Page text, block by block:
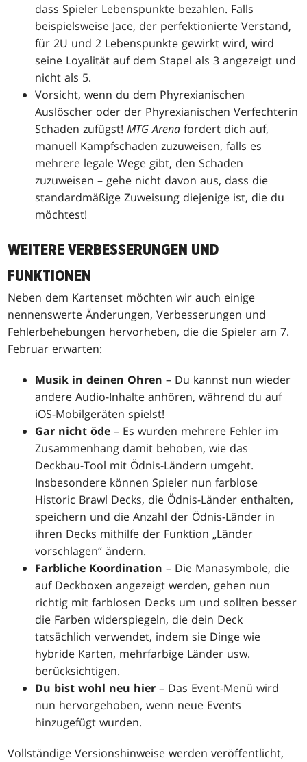
dass Spieler Lebenspunkte bezahlen. Falls
beispielsweise Jace, der perfektionierte Verstand,
für 2U und 2 Lebenspunkte gewirkt wird, wird
seine Loyalität auf dem Stapel als 3 angezeigt und
nicht als 5.
Vorsicht, wenn du dem Phyrexianischen
Auslöscher oder der Phyrexianischen Verfechterin
Schaden zufügst!MTG Arena fordert dich auf,
manuell Kampfschaden zuzuweisen, falls es
mehrere legale Wege gibt, den Schaden
zuzuweisen – gehe nicht davon aus, dass die
standardmäßige Zuweisung diejenige ist, die du
möchtest!
WEITERE VERBESSERUNGEN UND
FUNKTIONEN
Neben dem Kartenset möchten wir auch einige
nennenswerte Änderungen, Verbesserungen und
Fehlerbehebungen hervorheben, die die Spieler am 7.
Februar erwarten:
Musik in deinen Ohren – Du kannst nun wieder
andere Audio-Inhalte anhören, während du auf
iOS-Mobilgeräten spielst!
Gar nicht öde – Es wurden mehrere Fehler im
Zusammenhang damit behoben, wie das
Deckbau-Tool mit Ödnis-Ländern umgeht.
Insbesondere können Spieler nun farblose
Historic Brawl Decks, die Ödnis-Länder enthalten,
speichern und die Anzahl der Ödnis-Länder in
ihren Decks mithilfe der Funktion „Länder
vorschlagen“ ändern.
Farbliche Koordination – Die Manasymbole, die
auf Deckboxen angezeigt werden, gehen nun
richtig mit farblosen Decks um und sollten besser
die Farben widerspiegeln, die dein Deck
tatsächlich verwendet, indem sie Dinge wie
hybride Karten, mehrfarbige Länder usw.
berücksichtigen.
Du bist wohl neu hier – Das Event-Menü wird
nun hervorgehoben, wenn neue Events
hinzugefügt wurden.
Vollständige Versionshinweise werden veröffentlicht,